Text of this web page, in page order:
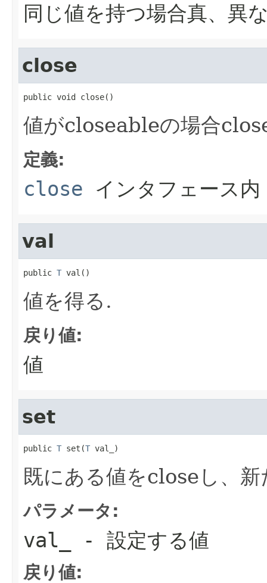
同じ値を持つ場合真、異
close
public void close()
値がcloseableの場合
定義:
close インタフェース
val
public T val()
値を得る.
戻り値:
値
set
public T set(T val_)
既にある値をcloseし、
パラメータ:
val_ - 設定する値
戻り値: